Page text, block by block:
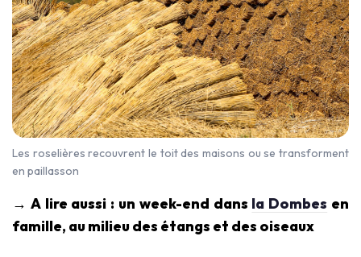
Les roselières recouvrent le toit des maisons ou se transforment
en paillasson
→ A lire aussi : un week-end dans la Dombes en
famille, au milieu des étangs et des oiseaux